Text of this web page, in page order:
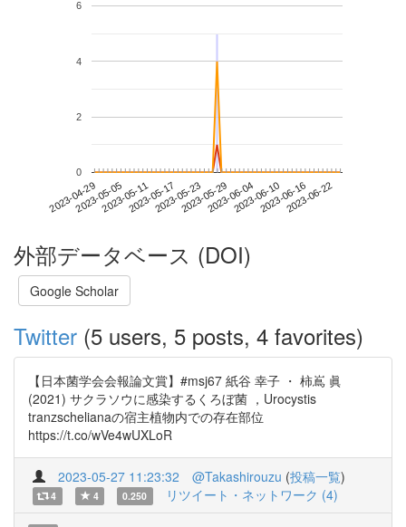
2023-04-292023-05-052023-05-112023-05-172023-05-232023-05-292023-06-042023-06-102023-06-162023-06-22
0
2
4
6
外部データベース (DOI)
Google Scholar
Twitter (5 users, 5 posts, 4 favorites)
【日本菌学会会報論文賞】#msj67 紙谷 幸子 ・ 柿嶌 眞
(2021) サクラソウに感染するくろぼ菌 ，Urocystis
tranzschelianaの宿主植物内での存在部位
https://t.co/wVe4wUXLoR
2023-05-27 11:23:32 @Takashirouzu (投稿一覧)
4 4 0.250 リツイート・ネットワーク (4)